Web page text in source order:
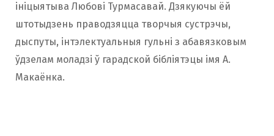
ініцыятыва Любові Турмасавай. Дзякуючы ёй
штотыдзень праводзяцца творчыя сустрэчы,
дыспуты, інтэлектуальныя гульні з абавязковым
ўдзелам моладзі ў гарадской бібліятэцы імя А.
Макаёнка.